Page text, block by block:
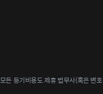
든 등기비용도 제휴 법무사(혹은 변호